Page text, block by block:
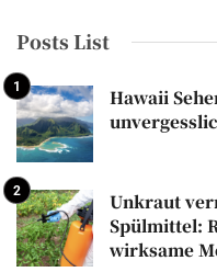
Posts List
Hawaii
Unkraut
Spülmittel:
wirksame